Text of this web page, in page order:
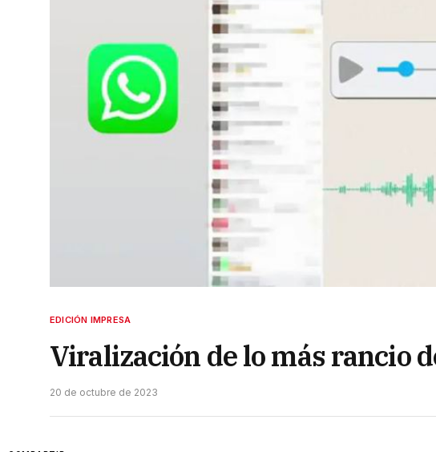
EDICIÓN IMPRESA
Viralización de lo más rancio
20 de octubre de 2023